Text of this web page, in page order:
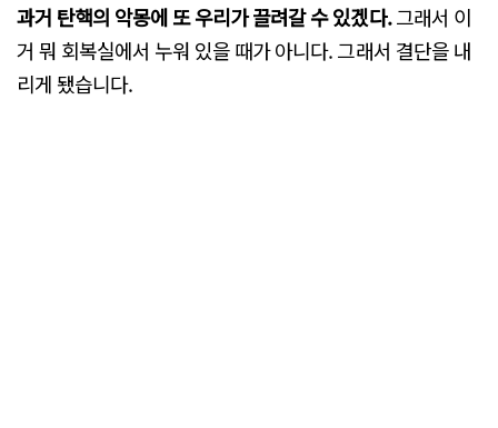
과거 탄핵의 악몽에 또 우리가 끌려갈 수 있겠다.그래서 이
거 뭐 회복실에서 누워 있을 때가 아니다. 그래서 결단을 내
리게 됐습니다.